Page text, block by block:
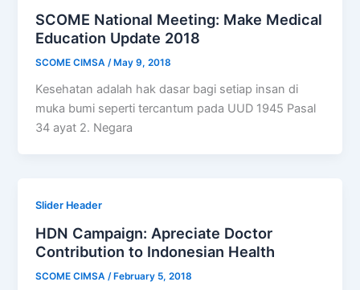
SCOME National Meeting: Make Medical
Education Update 2018
SCOME CIMSA /May 9, 2018
Kesehatan adalah hak dasar bagi setiap insan di
muka bumi seperti tercantum pada UUD 1945 Pasal
34 ayat 2. Negara
Slider Header
HDN Campaign: Apreciate Doctor
Contribution to Indonesian Health
SCOME CIMSA/ February 5, 2018